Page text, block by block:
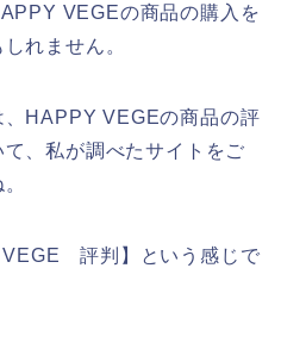
VEGEの商品の購入を
れません。
HAPPY VEGEの商品の評
、私が調べたサイトをご
VEGE 評判】という感じで